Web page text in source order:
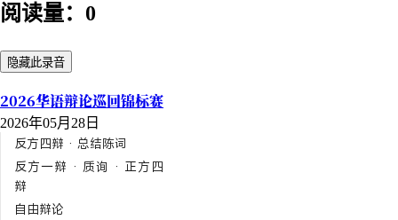
阅读量：0
隐藏此录音
2026华语辩论巡回锦标赛
2026年05月28日
反方四辩 · 总结陈词
反方一辩 · 质询 · 正方四
辩
自由辩论